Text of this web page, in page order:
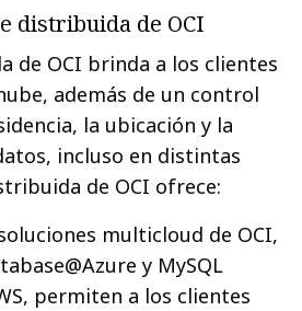
distribuida de OCI
de OCI brinda a los clientes
además de un control
la ubicación y la
incluso en distintas
de OCI ofrece:
multicloud de OCI,
y MySQL
permiten a los clientes